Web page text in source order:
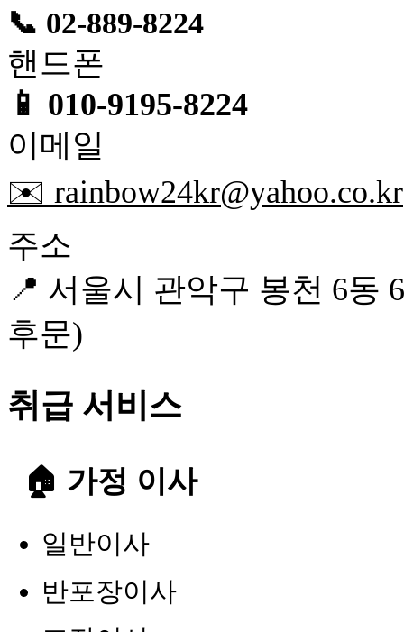
📞 02-889-8224
핸드폰
📱 010-9195-8224
이메일
✉️ rainbow24kr@yahoo.co.kr
주소
📍 서울시 관악구 봉천 6동
후문)
취급 서비스
🏠 가정 이사
일반이사
반포장이사